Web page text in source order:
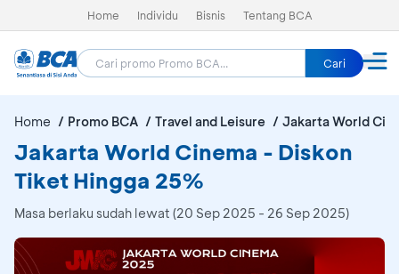
Home Individu Bisnis Tentang BCA
Cari
Home Promo BCA Travel and Leisure Jakarta World
Jakarta World Cinema - Diskon
Tiket Hingga 25%
Masa berlaku sudah lewat (20 Sep 2025 - 26 Sep 2025)